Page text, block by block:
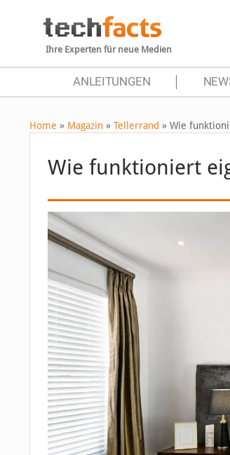
Ihre Experten für neue Medien
ANLEITUNGEN
Home » Magazin » Tellerrand » Wie
Wie funktioniert